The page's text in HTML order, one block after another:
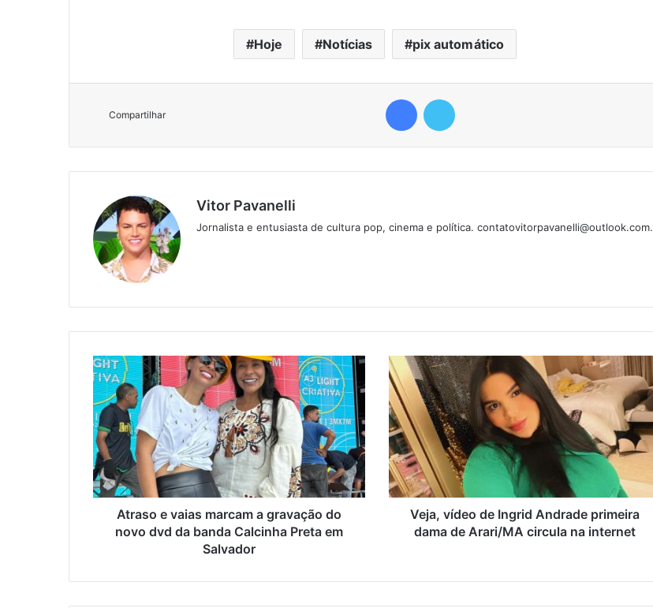
Hoje Notícias pix automático
Compartilhar
Facebook
Vitor Pavanelli
Jornalista e entusiasta de cultura pop, cinema e política. contatovitorpavanelli@outlook.com.
Atraso e vaias marcam a gravação do
novo dvd da banda Calcinha Preta em
Salvador
Veja, vídeo de Ingrid Andrade primeira
dama de Arari/MA circula na internet